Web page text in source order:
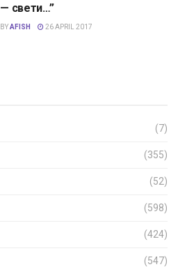
— свети…”
BYAFISH 26 APRIL 2017
(7)
(355)
(52)
(598)
(424)
(547)